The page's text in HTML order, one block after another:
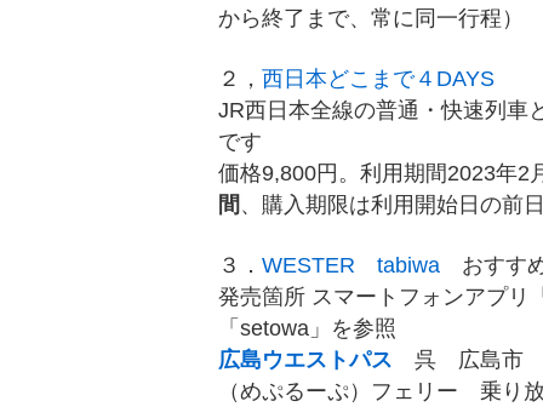
から終了まで、常に同一行程）
２， 西日本どこまで４DAYS
JR西日本全線の普通・快速列車
です
価格9,800円。利用期間2023年2
間 、購入期限は利用開始日の前
３． WESTER tabiwa おすす
発売箇所 スマートフォンアプ
「setowa」を参照
広島ウエストパス
呉 広島市
（めぷるーぷ）フェリー 乗り